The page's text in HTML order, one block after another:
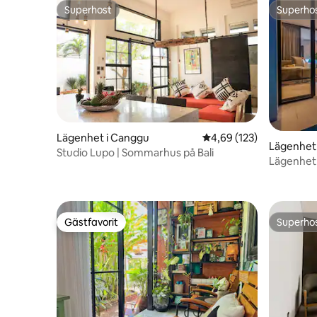
Superhost
Superhost
Lägenhet i Canggu 4,69 av 5 i
4,69 (123)
Studio Lupo | Sommarhus på Bali
Gästfavorit
Gästfavorit